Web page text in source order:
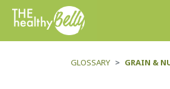
GLOSSARY GRAIN &